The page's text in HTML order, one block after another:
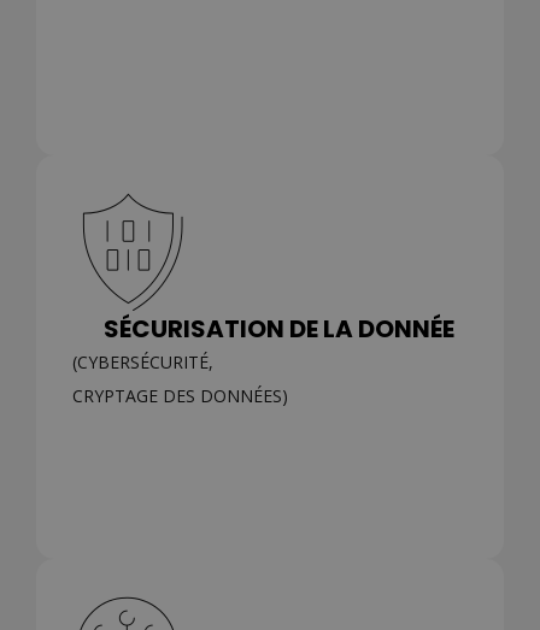
SÉCURISATION DE LA DONNÉE
(CYBERSÉCURITÉ,
CRYPTAGE DES DONNÉES)